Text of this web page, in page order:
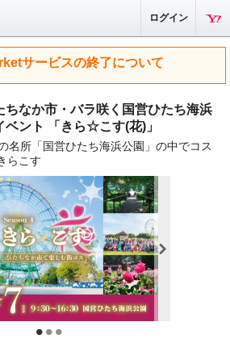
ログイン
サービスの終了について
ちなか市・バラ咲く国営ひたち海浜
ント 「きら☆こす(花)」
名所「国営ひたち海浜公園」の中でコス
らこす